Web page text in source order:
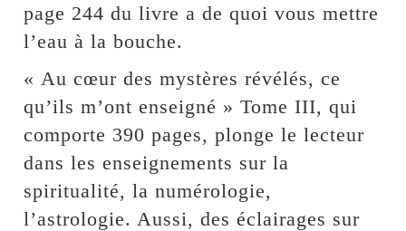
page 244 du livre a de quoi vous mettre
l’eau à la bouche.
« Au cœur des mystères révélés, ce
qu’ils m’ont enseigné » Tome III, qui
comporte 390 pages, plonge le lecteur
dans les enseignements sur la
spiritualité, la numérologie,
l’astrologie. Aussi, des éclairages sur